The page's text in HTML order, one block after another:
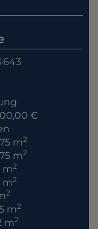
€
m2
m2
m2
m2
2
m2
m2